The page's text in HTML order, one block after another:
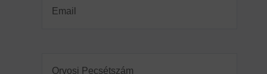
Pecsétszám(Required)